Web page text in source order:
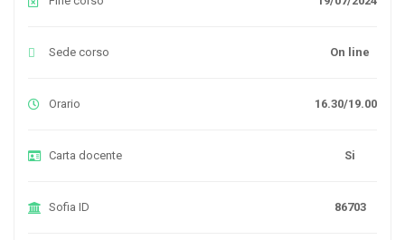
Sede corso On line
Orario 16.30/19.00
Carta docente Si
Sofia ID 86703